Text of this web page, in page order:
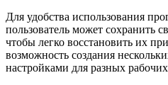
Для удобства использования
пользователь может сохранить
чтобы легко восстановить их
возможность создания
настройками для разных